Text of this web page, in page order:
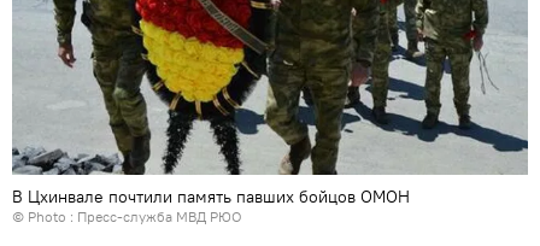
В Цхинвале почтили память павших бойцов ОМОН
© Photo : Пресс-служба МВД РЮО